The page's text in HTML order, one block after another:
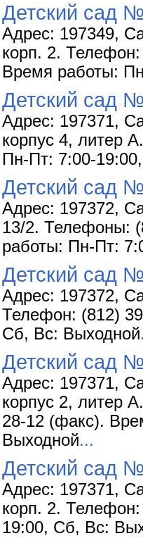
Детский сад
Адрес: 197349,
корп. 2.
Время работы:
Детский сад
Адрес: 197371,
корпус 4, литер
Пн-Пт: 7:00-
Детский сад
Адрес: 197372,
13/2. Телефоны:
работы: Пн-Пт:
Детский сад
Адрес: 197372,
Телефон: (812)
Сб, Вс: Выходной
Детский сад
Адрес: 197371,
корпус 2, литер
28-12 (факс).
Выходной...
Детский сад
Адрес: 197371,
корп. 2.
19:00, Сб, Вс: